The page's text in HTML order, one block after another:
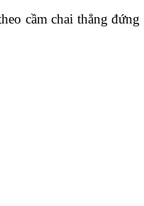
cầm chai thẳng